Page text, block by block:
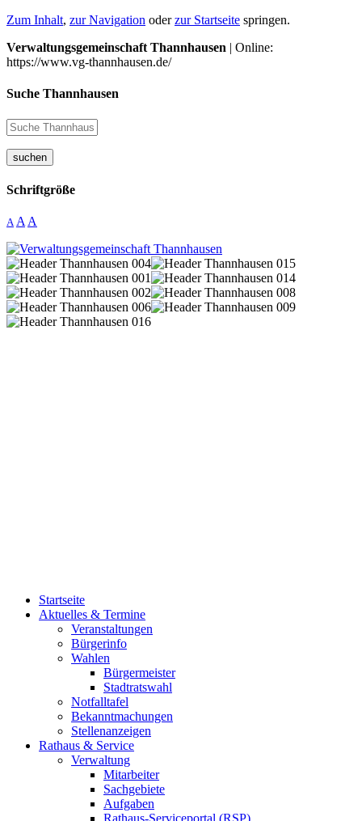
Zum Inhalt, zur Navigation oderzur Startseite springen.
Verwaltungsgemeinschaft Thannhausen | Online:
https://www.vg-thannhausen.de/
Suche Thannhausen
suchen
Schriftgröße
A A A
Startseite
Aktuelles & Termine
Veranstaltungen
Bürgerinfo
Wahlen
Bürgermeister
Stadtratswahl
Notfalltafel
Bekanntmachungen
Stellenanzeigen
Rathaus & Service
Verwaltung
Mitarbeiter
Sachgebiete
Aufgaben
Rathaus-Serviceportal (RSP)